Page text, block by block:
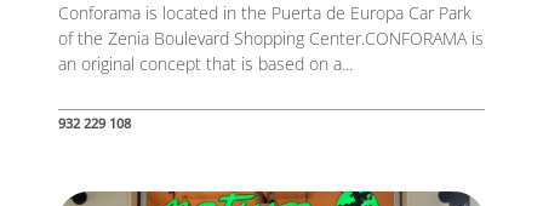
Conforama is located in the Puerta de Europa Car Park
of the Zenia Boulevard Shopping Center.CONFORAMA is
an original concept that is based on a...
932 229 108